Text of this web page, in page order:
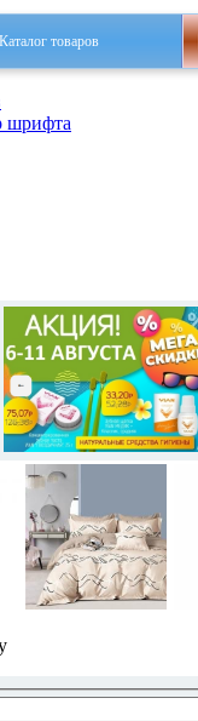
Каталог товаров
шрифта